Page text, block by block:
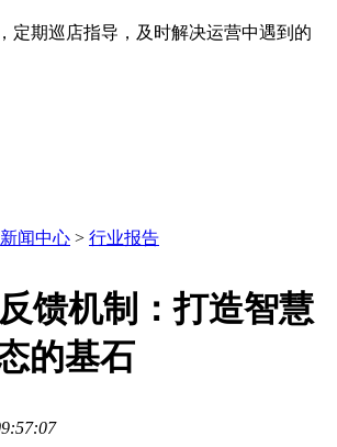
定期巡店指导，及时解决运营中遇到的
新闻中心 > 行业报告
馈机制：打造智慧
的基石